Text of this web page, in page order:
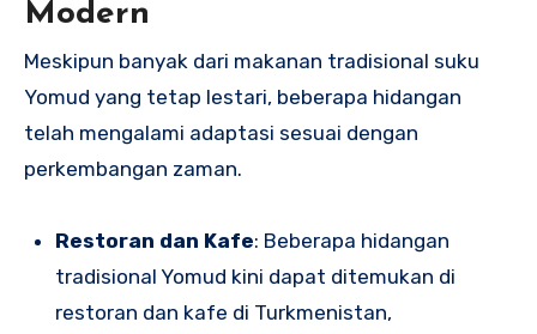
Modern
Meskipun banyak dari makanan tradisional suku
Yomud yang tetap lestari, beberapa hidangan
telah mengalami adaptasi sesuai dengan
perkembangan zaman.
Restoran dan Kafe: Beberapa hidangan
tradisional Yomud kini dapat ditemukan di
restoran dan kafe di Turkmenistan,